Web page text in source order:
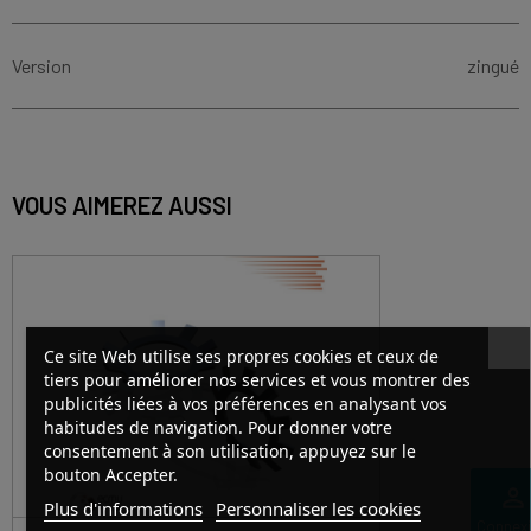
Version zingué
VOUS AIMEREZ AUSSI
Ce site Web utilise ses propres cookies et ceux de
tiers pour améliorer nos services et vous montrer des
publicités liées à vos préférences en analysant vos
habitudes de navigation. Pour donner votre
consentement à son utilisation, appuyez sur le
bouton Accepter.
Plus d'informations Personnaliser les cookies